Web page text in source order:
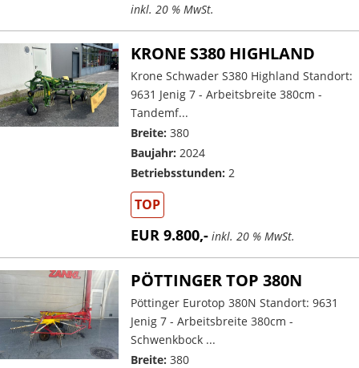
inkl. 20 % MwSt.
KRONE S380 HIGHLAND
Krone Schwader S380 Highland Standort:
9631 Jenig 7 - Arbeitsbreite 380cm -
Tandemf...
Breite: 380
Baujahr: 2024
Betriebsstunden: 2
TOP
EUR 9.800,- inkl. 20 % MwSt.
PÖTTINGER TOP 380N
Pöttinger Eurotop 380N Standort: 9631
Jenig 7 - Arbeitsbreite 380cm -
Schwenkbock ...
Breite: 380